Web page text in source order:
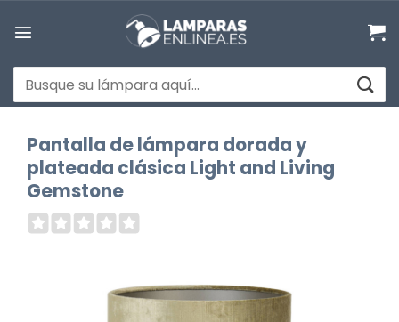
Buscar
por:
Pantalla de lámpara dorada y
plateada clásica Light and Living
Gemstone